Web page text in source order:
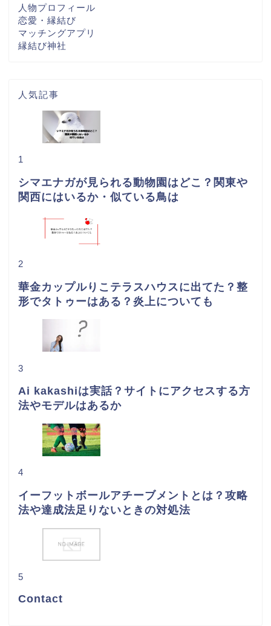
人物プロフィール
恋愛・縁結び
マッチングアプリ
縁結び神社
人気記事
1
シマエナガが見られる動物園はどこ？関東や
関西にはいるか・似ている鳥は
2
華金カップルりこテラスハウスに出てた？整
形でタトゥーはある？炎上についても
3
Ai kakashiは実話？サイトにアクセスする方
法やモデルはあるか
4
イーフットボールアチーブメントとは？攻略
法や達成法足りないときの対処法
5
Contact